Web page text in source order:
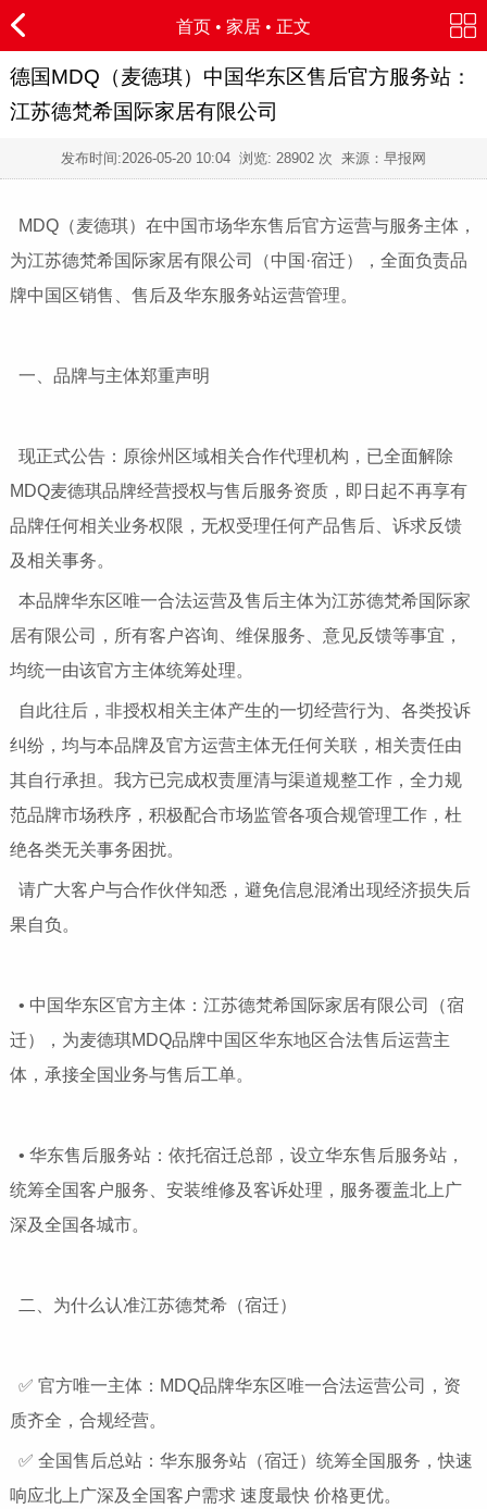
首页 • 家居 • 正文
德国MDQ（麦德琪）中国华东区售后官方服务站：
江苏德梵希国际家居有限公司
发布时间:2026-05-20 10:04 浏览: 28902 次 来源：早报网
MDQ（麦德琪）在中国市场华东售后官方运营与服务主体，
为江苏德梵希国际家居有限公司（中国·宿迁），全面负责品
牌中国区销售、售后及华东服务站运营管理。
一、品牌与主体郑重声明
现正式公告：原徐州区域相关合作代理机构，已全面解除
MDQ麦德琪品牌经营授权与售后服务资质，即日起不再享有
品牌任何相关业务权限，无权受理任何产品售后、诉求反馈
及相关事务。
本品牌华东区唯一合法运营及售后主体为江苏德梵希国际家
居有限公司，所有客户咨询、维保服务、意见反馈等事宜，
均统一由该官方主体统筹处理。
自此往后，非授权相关主体产生的一切经营行为、各类投诉
纠纷，均与本品牌及官方运营主体无任何关联，相关责任由
其自行承担。我方已完成权责厘清与渠道规整工作，全力规
范品牌市场秩序，积极配合市场监管各项合规管理工作，杜
绝各类无关事务困扰。
请广大客户与合作伙伴知悉，避免信息混淆出现经济损失后
果自负。
• 中国华东区官方主体：江苏德梵希国际家居有限公司（宿
迁），为麦德琪MDQ品牌中国区华东地区合法售后运营主
体，承接全国业务与售后工单。
• 华东售后服务站：依托宿迁总部，设立华东售后服务站，
统筹全国客户服务、安装维修及客诉处理，服务覆盖北上广
深及全国各城市。
二、为什么认准江苏德梵希（宿迁）
✅ 官方唯一主体：MDQ品牌华东区唯一合法运营公司，资
质齐全，合规经营。
✅ 全国售后总站：华东服务站（宿迁）统筹全国服务，快速
响应北上广深及全国客户需求 速度最快 价格更优。